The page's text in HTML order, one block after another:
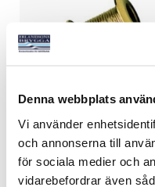
Denna webbplats
Vi använder
och annonserna till
för sociala medier och
vidarebefordrar även
BORDSGENOMFÖRING
Art nr: V04659
Från 108 kr